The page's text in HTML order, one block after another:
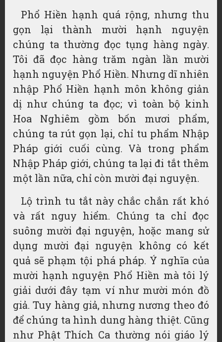
Phổ Hiền hạnh quá rộng, nhưng thu
gọn lại thành mười hạnh nguyện
chúng ta thường đọc tụng hàng ngày.
Tôi đã đọc hàng trăm ngàn lần mười
hạnh nguyện Phổ Hiền. Nhưng dĩ nhiên
nhập Phổ Hiền hạnh môn không giản
dị như chúng ta đọc; vì toàn bộ kinh
Hoa Nghiêm gồm bốn mươi phẩm,
chúng ta rút gọn lại, chỉ tu phẩm Nhập
Pháp giới cuối cùng. Và trong phẩm
Nhập Pháp giới, chúng ta lại đi tắt thêm
một lần nữa, chỉ còn mười đại nguyện.
Lộ trình tu tắt này chắc chắn rất khó
và rất nguy hiểm. Chúng ta chỉ đọc
suông mười đại nguyện, hoặc mang sử
dụng mười đại nguyện không có kết
quả sẽ phạm tội phá pháp. Ý nghĩa của
mười hạnh nguyện Phổ Hiền mà tôi lý
giải dưới đây tạm ví như mười món đồ
giả. Tuy hàng giả, nhưng nương theo đó
để chúng ta hình dung hàng thiệt. Cũng
như Phật Thích Ca thường nói giáo lý